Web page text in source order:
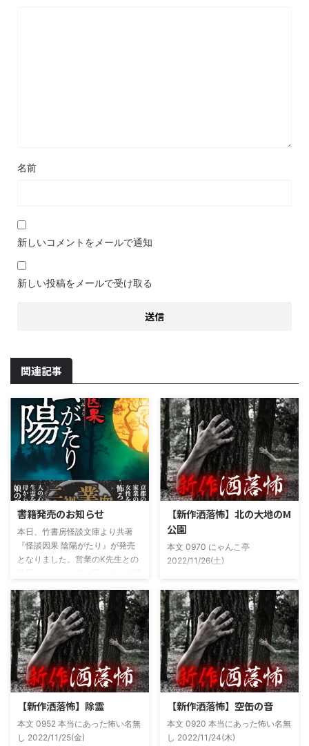
名前
新しいコメントをメールで通知
新しい投稿をメールで受け取る
関連記事
書籍発売のお知らせ
本日、竹書房怪談文庫より共著
『怪談因果 陰陽がたり』が発売
となりました。営業のK先生との
上げましたので内容の濃さ・面白
さは保証します。ぜひともご購入
くださいませ。 書影かっこいい
ですね！帯の煽り文句も最高です
(^^)v購入ページ
https://amzn.to/49NrwuE特設ペ
ージ
54ee5238af1
【新作洒落怖】北の大地のM
公園
本文 0970 にゃんこ亭
2022/11/26(土)
に言うオカルト系な話がまあまあ
好きで、最近占いとかを副業で始
めてた。今はちょっとメンタルの
状況やらで退いたけど実力試しも
かねてSNSでフォロワー相手に占
いとかしていたもんです。実力
は・・・ありがたいことに当たっ
た！ドンピシャ！と嬉しい声もあ
合ったのが大学生のAちゃん。彼
女もオカルト系な話が好きで(そ
もそも仲良くなったのは北の大地
【新作洒落怖】除霊
本文 0952 本当にあった怖い名無
し 2022/11/25(金)
【新作洒落怖】空缶の音
本文 0920 本当にあった怖い名無
し 2022/11/24(木)